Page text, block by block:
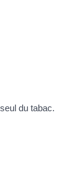
du tabac.